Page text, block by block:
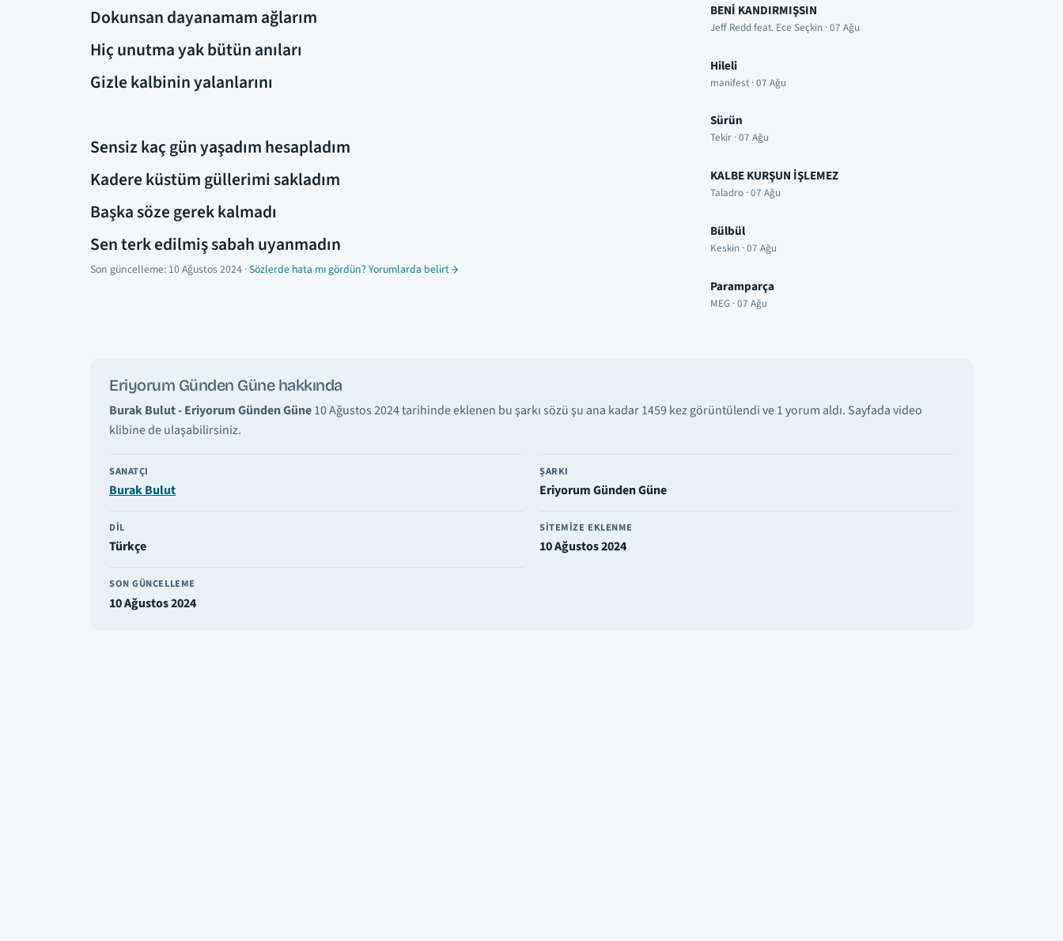
Dokunsan dayanamam ağlarım
Hiç unutma yak bütün anıları
Gizle kalbinin yalanlarını
Sensiz kaç gün yaşadım hesapladım
Kadere küstüm güllerimi sakladım
Başka söze gerek kalmadı
Sen terk edilmiş sabah uyanmadın
Son güncelleme: 10 Ağustos 2024 ·Sözlerde hata mı gördün? Yorumlarda belirt
Eriyorum Günden Güne hakkında
Burak Bulut - Eriyorum Günden Güne10 Ağustos 2024 tarihinde eklenen bu şarkı sözü şu ana kadar 1459 kez görüntülendi ve 1 yorum aldı. Sayfada video
klibine de ulaşabilirsiniz.
SANATÇI
Burak Bulut
ŞARKI
Eriyorum Günden Güne
DIL
Türkçe
SITEMIZE EKLENME
10 Ağustos 2024
SON GÜNCELLEME
10 Ağustos 2024
BENİ KANDIRMIŞSIN
Jeff Redd feat. Ece Seçkin · 07 Ağu
Hileli
manifest · 07 Ağu
Sürün
Tekir · 07 Ağu
KALBE KURŞUN İŞLEMEZ
Taladro · 07 Ağu
Bülbül
Keskin · 07 Ağu
Paramparça
MEG · 07 Ağu